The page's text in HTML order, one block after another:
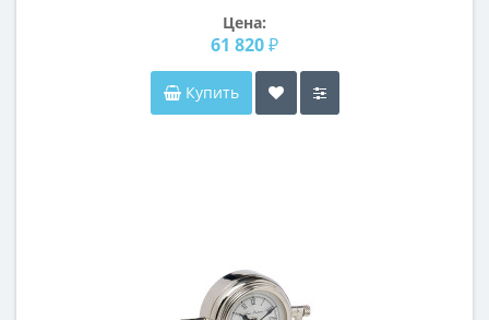
Цена:
61 820 ₽
Купить